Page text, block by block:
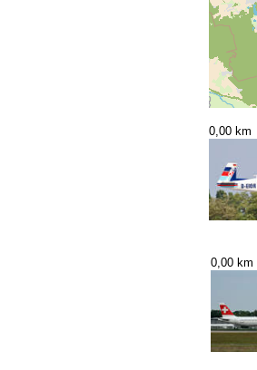
0,00 km
0,00 km